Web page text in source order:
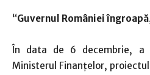
“Guvernul României
În data de 6 decembrie,
Ministerul Finanțelor,